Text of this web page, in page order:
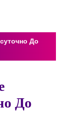
До
До